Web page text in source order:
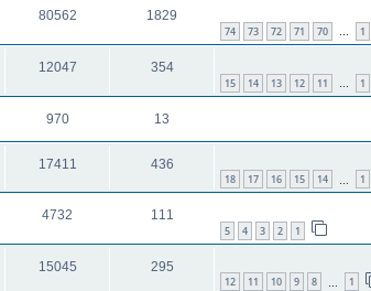
1
…
70
71
72
73
74
1829
80562
1
…
11
12
13
14
15
354
12047
13
970
1
14
15
16
17
18
436
17411
1
2
3
4
5
111
4732
1
8
9
10
11
12
295
15045